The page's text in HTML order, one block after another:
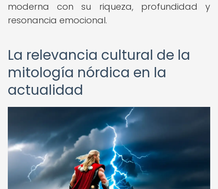
moderna con su riqueza, profundidad y
resonancia emocional.
La relevancia cultural de la
mitología nórdica en la
actualidad